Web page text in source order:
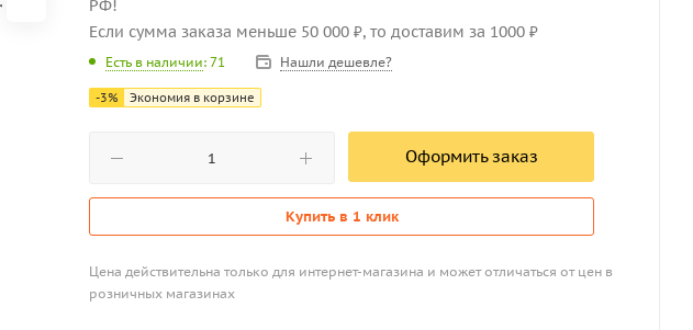
РФ!
Если сумма заказа меньше 50 000 ₽, то доставим за 1000 ₽
Есть в наличии: 71 Нашли дешевле?
-3% Экономия в корзине
Оформить заказ
Купить в 1 клик
Цена действительна только для интернет-магазина и может отличаться от цен в
розничных магазинах